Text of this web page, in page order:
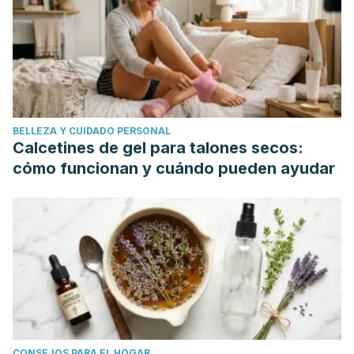
https://doi.org/10.1007/978-3-642-47350-0_229
BELLEZA Y CUIDADO PERSONAL
Calcetines de gel para talones secos:
cómo funcionan y cuándo pueden ayudar